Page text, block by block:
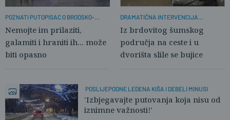
POZNATI PUTOPISAC O BRODSKO-
Nemojte im prilaziti,
galamiti i hraniti ih... može
biti opasno
DRAMATIČNA INTERVENCIJA
Iz brdovitog šumskog
područja na ceste i u
dvorišta slile se bujice
POSLIJEPODNE LEDENA KIŠA I DEBELI MINUSI
'Izbjegavajte putovanja koja nisu od
iznimne važnosti!'